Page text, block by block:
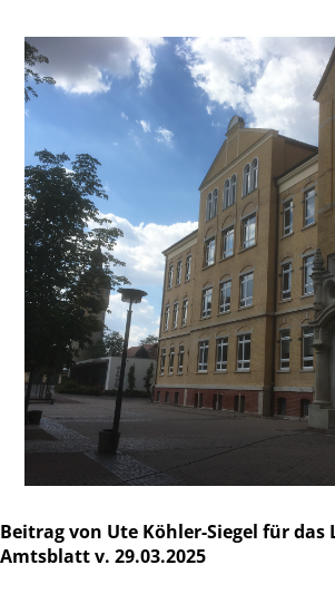
Beitrag von Ute Köhler-Siegel für das
Amtsblatt v. 29.03.2025